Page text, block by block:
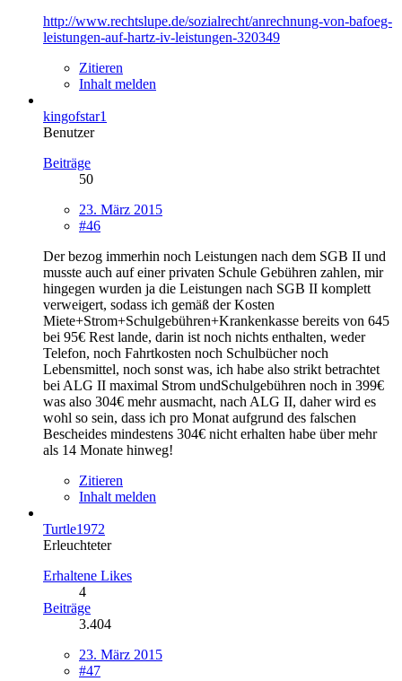
http://www.rechtslupe.de/sozialrecht/anrechnung-von-bafoeg-
leistungen-auf-hartz-iv-leistungen-320349
Zitieren
Inhalt melden
kingofstar1
Benutzer
Beiträge
50
23. März 2015
#46
Der bezog immerhin noch Leistungen nach dem SGB II und
musste auch auf einer privaten Schule Gebühren zahlen, mir
hingegen wurden ja die Leistungen nach SGB II komplett
verweigert, sodass ich gemäß der Kosten
Miete+Strom+Schulgebühren+Krankenkasse bereits von 645
bei 95€ Rest lande, darin ist noch nichts enthalten, weder
Telefon, noch Fahrtkosten noch Schulbücher noch
Lebensmittel, noch sonst was, ich habe also strikt betrachtet
bei ALG II maximal Strom undSchulgebühren noch in 399€
was also 304€ mehr ausmacht, nach ALG II, daher wird es
wohl so sein, dass ich pro Monat aufgrund des falschen
Bescheides mindestens 304€ nicht erhalten habe über mehr
als 14 Monate hinweg!
Zitieren
Inhalt melden
Turtle1972
Erleuchteter
Erhaltene Likes
4
Beiträge
3.404
23. März 2015
#47